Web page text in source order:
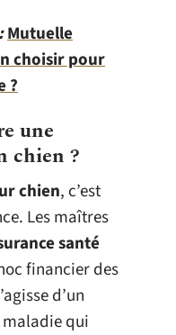
Mutuelle
choisir pour
?
une
chien ?
chien, c’est
Les maîtres
santé
financier des
d’un
qui